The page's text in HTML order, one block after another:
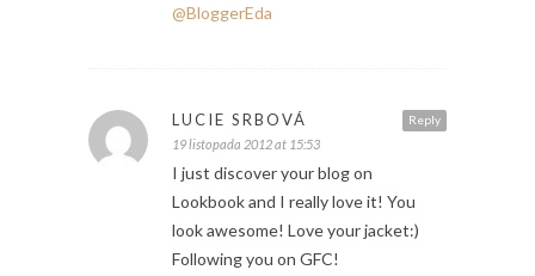
@BloggerEda
Reply
LUCIE SRBOVÁ
19 listopada 2012 at 15:53
I just discover your blog on
Lookbook and I really love it! You
look awesome! Love your jacket:)
Following you on GFC!